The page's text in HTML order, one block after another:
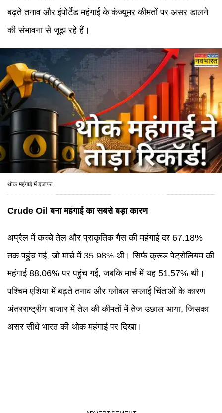
बढ़ते तनाव और इंपोर्टेड महंगाई के कंज्यूमर कीमतों पर असर डालने
की संभावना से जूझ रहे हैं।
थोक महंगाई में इजाफा
Crude Oil बना महंगाई का सबसे बड़ा कारण
अप्रैल में कच्चे तेल और प्राकृतिक गैस की महंगाई दर 67.18%
तक पहुंच गई, जो मार्च में 35.98% थी। सिर्फ क्रूड पेट्रोलियम की
महंगाई 88.06% पर पहुंच गई, जबकि मार्च में यह 51.57% थी।
पश्चिम एशिया में बढ़ते तनाव और ग्लोबल सप्लाई चिंताओं के कारण
अंतरराष्ट्रीय बाजार में तेल की कीमतों में तेज उछाल आया, जिसका
असर सीधे भारत की थोक महंगाई पर दिखा।